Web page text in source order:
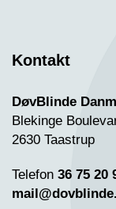
Kontakt
DøvBlinde
Blekinge
2630 Taastrup
Telefon 36 75 20